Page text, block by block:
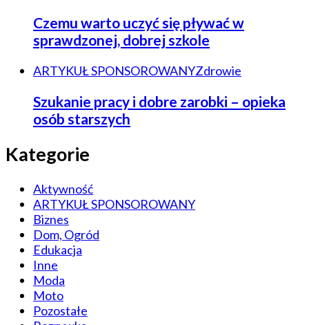
Czemu warto uczyć się pływać w
sprawdzonej, dobrej szkole
ARTYKUŁ SPONSOROWANYZdrowie
Szukanie pracy i dobre zarobki – opieka
osób starszych
Kategorie
Aktywność
ARTYKUŁ SPONSOROWANY
Biznes
Dom, Ogród
Edukacja
Inne
Moda
Moto
Pozostałe